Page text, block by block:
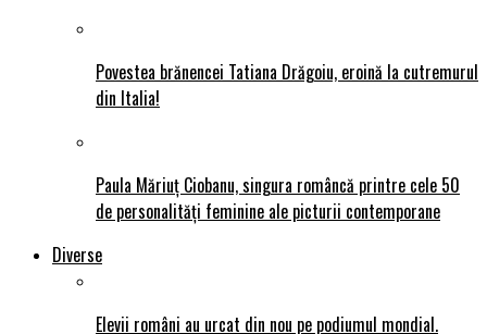
Povestea brănencei Tatiana Drăgoiu, eroină la cutremurul
din Italia!
Paula Măriuț Ciobanu, singura româncă printre cele 50
de personalități feminine ale picturii contemporane
Diverse
Elevii români au urcat din nou pe podiumul mondial.